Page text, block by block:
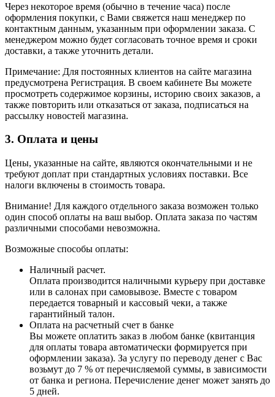
Через некоторое время (обычно в течение часа) после
оформления покупки, с Вами свяжется наш менеджер по
контактным данным, указанным при оформлении заказа. С
менеджером можно будет согласовать точное время и сроки
доставки, а также уточнить детали.
Примечание: Для постоянных клиентов на сайте магазина
предусмотрена Регистрация. В своем кабинете Вы можете
просмотреть содержимое корзины, историю своих заказов, а
также повторить или отказаться от заказа, подписаться на
рассылку новостей магазина.
3. Оплата и цены
Цены, указанные на сайте, являются окончательными и не
требуют доплат при стандартных условиях поставки. Все
налоги включены в стоимость товара.
Внимание! Для каждого отдельного заказа возможен только
один способ оплаты на ваш выбор. Оплата заказа по частям
различными способами невозможна.
Возможные способы оплаты:
Наличный расчет.
Оплата производится наличными курьеру при доставке
или в салонах при самовывозе. Вместе с товаром
передается товарный и кассовый чеки, а также
гарантийный талон.
Оплата на расчетный счет в банке
Вы можете оплатить заказ в любом банке (квитанция
для оплаты товара автоматически формируется при
оформлении заказа). За услугу по переводу денег с Вас
возьмут до 7 % от перечисляемой суммы, в зависимости
от банка и региона. Перечисление денег может занять до
5 дней.